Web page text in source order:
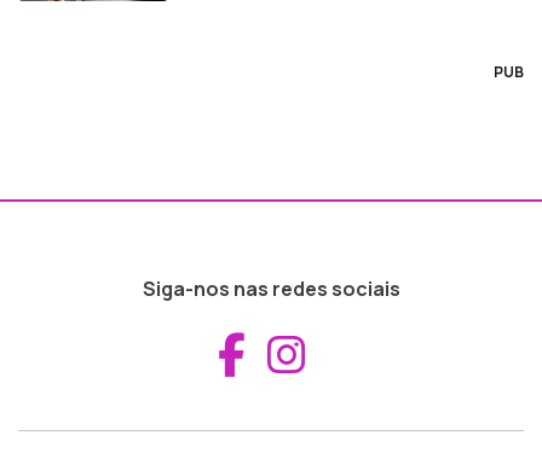
PUB
Siga-nos nas redes sociais
Aceder ao